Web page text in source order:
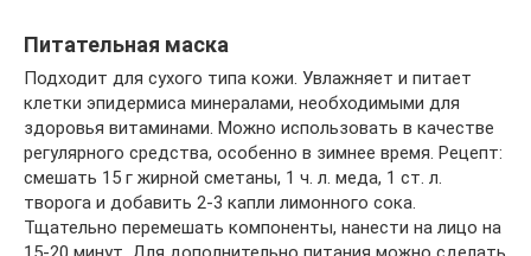
Питательная маска
Подходит для сухого типа кожи. Увлажняет и питает
клетки эпидермиса минералами, необходимыми для
здоровья витаминами. Можно использовать в качестве
регулярного средства, особенно в зимнее время. Рецепт:
смешать 15 г жирной сметаны, 1 ч. л. меда, 1 ст. л.
творога и добавить 2-3 капли лимонного сока.
Тщательно перемешать компоненты, нанести на лицо на